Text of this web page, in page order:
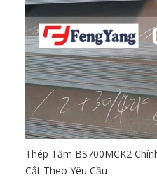
Thép Tấm BS700MCK2
Cắt Theo Yêu Cầu